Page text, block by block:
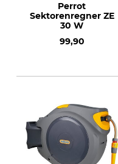
Perrot
Sektorenregner ZE
30 W
99,90